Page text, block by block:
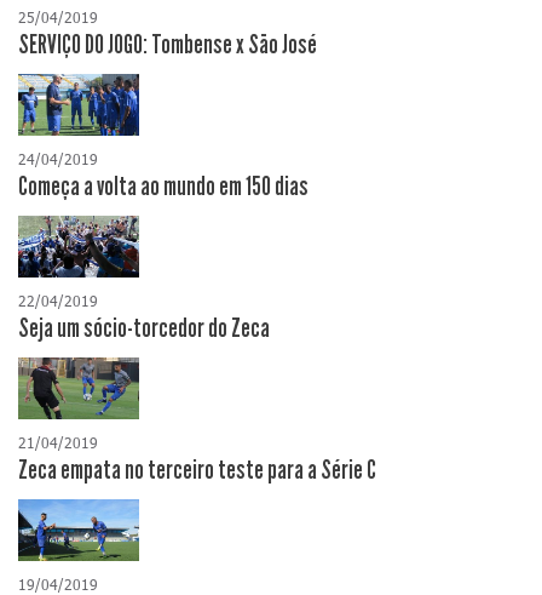
25/04/2019
SERVIÇO DO JOGO: Tombense x São José
24/04/2019
Começa a volta ao mundo em 150 dias
22/04/2019
Seja um sócio-torcedor do Zeca
21/04/2019
Zeca empata no terceiro teste para a Série C
19/04/2019